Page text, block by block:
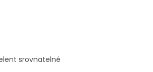
srovnatelné